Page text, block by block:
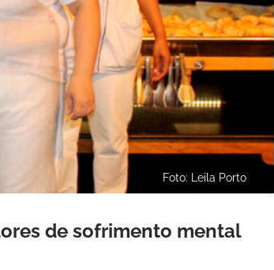
Foto: Leila Porto
de sofrimento mental